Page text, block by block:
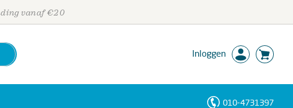
vanaf €20
Inloggen
010-4731397